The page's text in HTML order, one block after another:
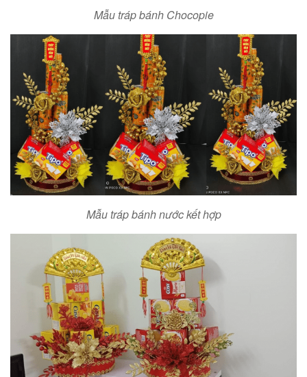
Mẫu tráp bánh Chocopie
Mẫu tráp bánh nước kết hợp